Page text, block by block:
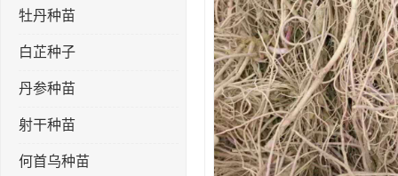
牡丹种苗
白芷种子
丹参种苗
射干种苗
何首乌种苗